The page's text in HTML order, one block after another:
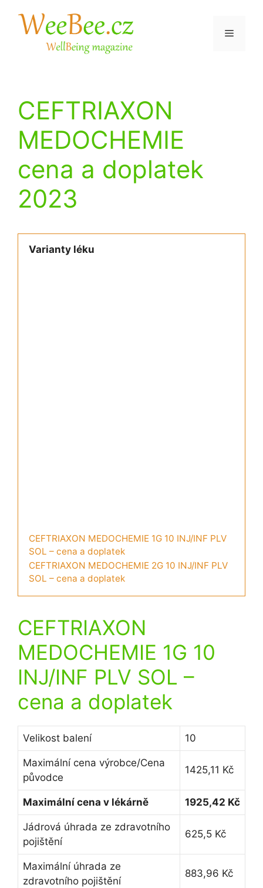
obsah
Menu
CEFTRIAXON
MEDOCHEMIE
cena a doplatek
2023
Varianty léku
CEFTRIAXON MEDOCHEMIE 1G 10 INJ/INF PLV
SOL – cena a doplatek
CEFTRIAXON MEDOCHEMIE 2G 10 INJ/INF PLV
SOL – cena a doplatek
CEFTRIAXON
MEDOCHEMIE 1G 10
INJ/INF PLV SOL –
cena a doplatek
Velikost balení 10
Maximální cena výrobce/Cena
původce
1425,11 Kč
Maximální cena v lékárně 1925,42 Kč
Jádrová úhrada ze zdravotního
pojištění
625,5 Kč
Maximální úhrada ze
zdravotního pojištění
883,96 Kč